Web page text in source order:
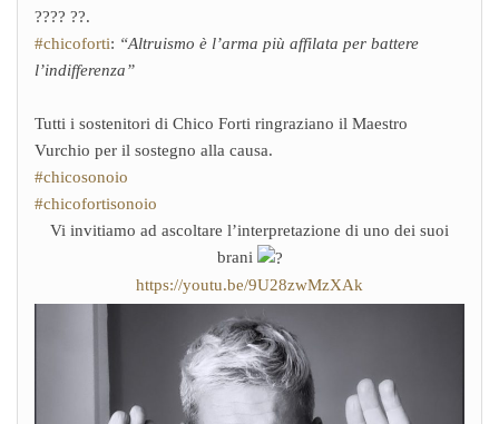
???? ??.
#chicoforti: “Altruismo è l’arma più affilata per battere
l’indifferenza”
Tutti i sostenitori di Chico Forti ringraziano il Maestro
Vurchio per il sostegno alla causa.
#chicosonoio
#chicofortisonoio
Vi invitiamo ad ascoltare l’interpretazione di uno dei suoi
brani
https://youtu.be/9U28zwMzXAk